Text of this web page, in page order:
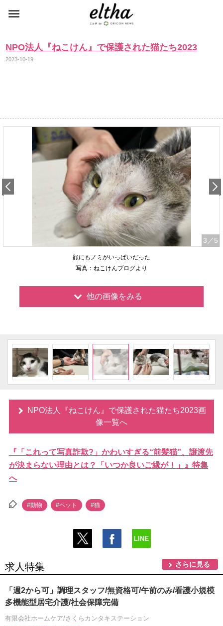
NPO法人『ねこけん』で保護された猫たち2023
2023-10-19
3 ／5
顔にもノミがいっぱいだった
写真：ねこけんブログより
他の画像をみる
NPO法人『ねこけん』で保護された猫たち2023画
像一覧へ
『「これって写真詐欺?」かわいすぎる“前髪猫”、譲渡先
が決まらない理由とは？「いつか良いご縁が！」』特集
へ
#動物 #ペット #猫
求人特集 さらに見る
「週2から可」調理スタッフ/無資格可/午前のみ/看護小規模
多機能型居宅介護/社会保障完備
有限会社ホームケア/さくらカンタキステーション